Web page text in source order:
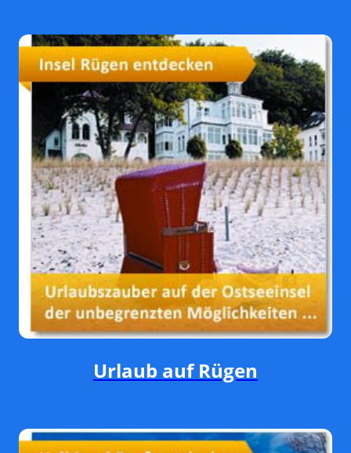
Urlaub auf Rügen